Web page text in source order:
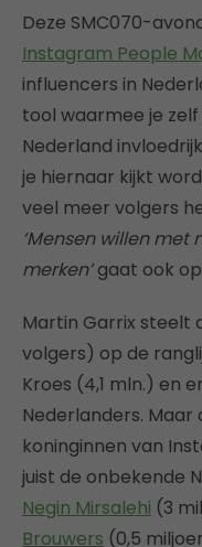
Deze SMC070-
Instagram People
influencers in
tool waarmee je
Nederland
je hiernaar kijkt
veel meer volgers
‘Mensen willen
merken’gaat ook
Martin Garrix steelt
volgers) op de
Kroes (4,1 mln.) en
Nederlanders.
koninginnen van
juist de onbekende
Negin Mirsalehi (3
Brouwers (0,5